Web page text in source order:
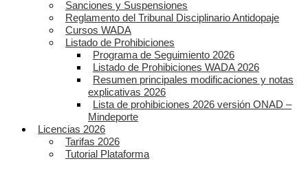
Sanciones y Suspensiones
Reglamento del Tribunal Disciplinario Antidopaje
Cursos WADA
Listado de Prohibiciones
Programa de Seguimiento 2026
Listado de Prohibiciones WADA 2026
Resumen principales modificaciones y notas
explicativas 2026
Lista de prohibiciones 2026 versión ONAD –
Mindeporte
Licencias 2026
Tarifas 2026
Tutorial Plataforma